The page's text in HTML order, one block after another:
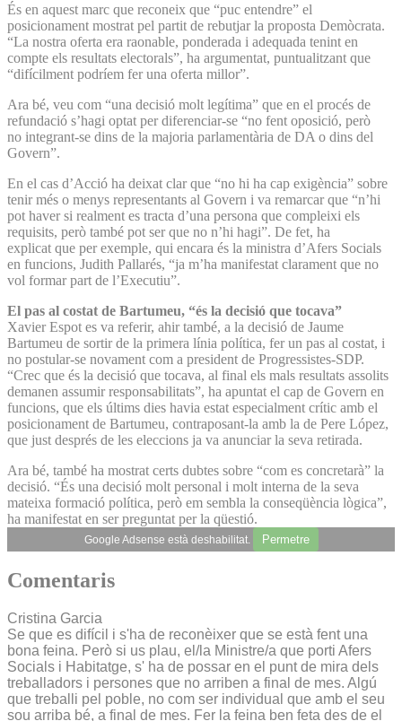
És en aquest marc que reconeix que “puc entendre” el
posicionament mostrat pel partit de rebutjar la proposta Demòcrata.
“La nostra oferta era raonable, ponderada i adequada tenint en
compte els resultats electorals”, ha argumentat, puntualitzant que
“difícilment podríem fer una oferta millor”.
Ara bé, veu com “una decisió molt legítima” que en el procés de
refundació s’hagi optat per diferenciar-se “no fent oposició, però
no integrant-se dins de la majoria parlamentària de DA o dins del
Govern”.
En el cas d’Acció ha deixat clar que “no hi ha cap exigència” sobre
tenir més o menys representants al Govern i va remarcar que “n’hi
pot haver si realment es tracta d’una persona que compleixi els
requisits, però també pot ser que no n’hi hagi”. De fet, ha
explicat que per exemple, qui encara és la ministra d’Afers Socials
en funcions, Judith Pallarés, “ja m’ha manifestat clarament que no
vol formar part de l’Executiu”.
El pas al costat de Bartumeu, “és la decisió que tocava”
Xavier Espot es va referir, ahir també, a la decisió de Jaume
Bartumeu de sortir de la primera línia política, fer un pas al costat, i
no postular-se novament com a president de Progressistes-SDP.
“Crec que és la decisió que tocava, al final els mals resultats assolits
demanen assumir responsabilitats”, ha apuntat el cap de Govern en
funcions, que els últims dies havia estat especialment crític amb el
posicionament de Bartumeu, contraposant-la amb la de Pere López,
que just després de les eleccions ja va anunciar la seva retirada.
Ara bé, també ha mostrat certs dubtes sobre “com es concretarà” la
decisió. “És una decisió molt personal i molt interna de la seva
mateixa formació política, però em sembla la conseqüència lògica”,
ha manifestat en ser preguntat per la qüestió.
Google Adsense està deshabilitat. Permetre
Comentaris
Cristina Garcia
Se que es difícil i s'ha de reconèixer que se està fent una
bona feina. Però si us plau, el/la Ministre/a que porti Afers
Socials i Habitatge, s' ha de possar en el punt de mira dels
treballadors i persones que no arriben a final de mes. Algú
que treballi pel poble, no com ser individual que amb el seu
sou arriba bé, a final de mes. Fer la feina ben feta des de el